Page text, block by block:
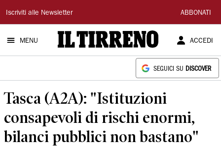
Il
Tirreno
Iscriviti alle Newsletter ABBONATI
MENU ACCEDI
SEGUICI SU DISCOVER
Tasca (A2A): "Istituzioni
consapevoli di rischi enormi,
bilanci pubblici non bastano"